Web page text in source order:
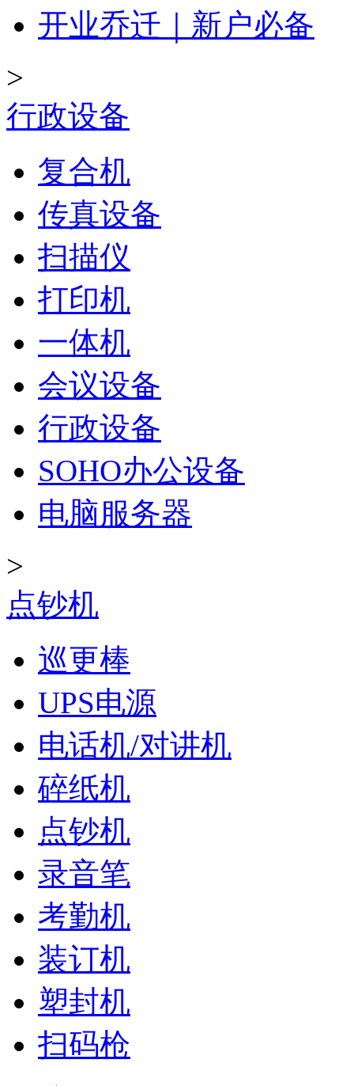
开业乔迁｜新户必备
>
行政设备
复合机
传真设备
扫描仪
打印机
一体机
会议设备
行政设备
SOHO办公设备
电脑服务器
>
点钞机
巡更棒
UPS电源
电话机/对讲机
碎纸机
点钞机
录音笔
考勤机
装订机
塑封机
扫码枪